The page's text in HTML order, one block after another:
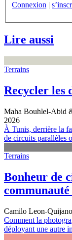
Connexion |
Lire aussi
Terrains
Recycler les
Maha Bouhlel-Abid
2026
À Tunis, derrière la
de circuits parallèles
Terrains
Bonheur de
communauté
Camilo Leon-Quijano
Comment la
déployant une autre